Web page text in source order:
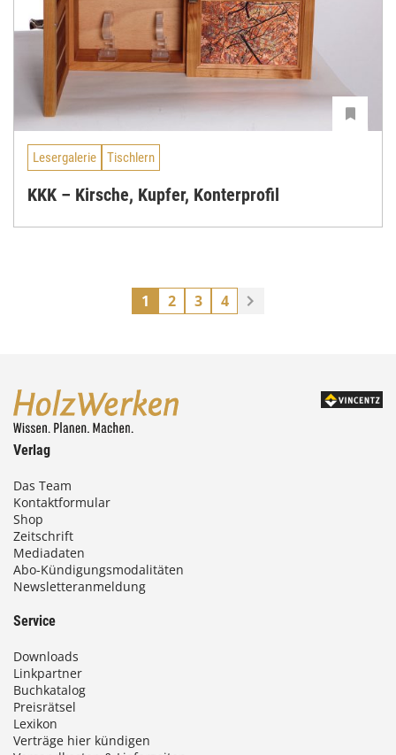
Lesergalerie Tischlern
KKK – Kirsche, Kupfer, Konterprofil
1 2 3 4
Verlag
Das Team
Kontaktformular
Shop
Zeitschrift
Mediadaten
Abo-Kündigungsmodalitäten
Newsletteranmeldung
Service
Downloads
Linkpartner
Buchkatalog
Preisrätsel
Lexikon
Verträge hier kündigen